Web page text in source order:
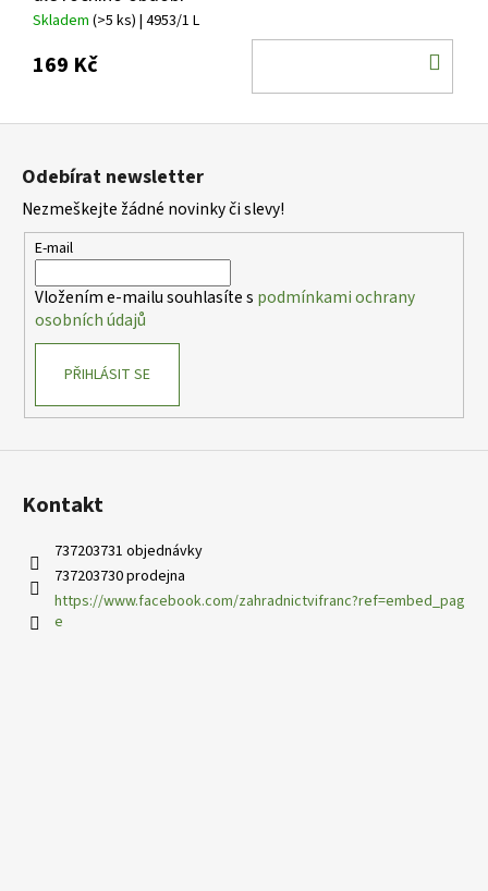
Skladem (>5 ks) | 4953/1 L
169 Kč
Z
Odebírat newsletter
Nezmeškejte žádné novinky či slevy!
E-mail
Vložením e-mailu souhlasíte s podmínkami ochrany
osobních údajů
PŘIHLÁSIT SE
Kontakt
737203731 objednávky
737203730 prodejna
https://www.facebook.com/zahradnictvifranc?ref=embed_pag
e